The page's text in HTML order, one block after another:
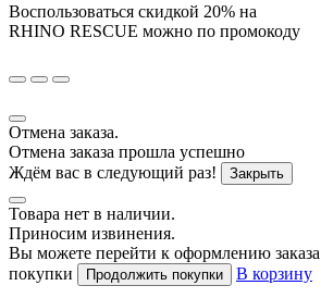
Воспользоваться скидкой 20% на
RHINO RESCUE можно по промокоду
Отмена заказа.
Отмена заказа прошла успешно
Ждём вас в следующий раз!
Закрыть
Товара нет в наличии.
Приносим извинения.
Вы можете перейти к оформлению
покупки
Продолжить покупки В корзину